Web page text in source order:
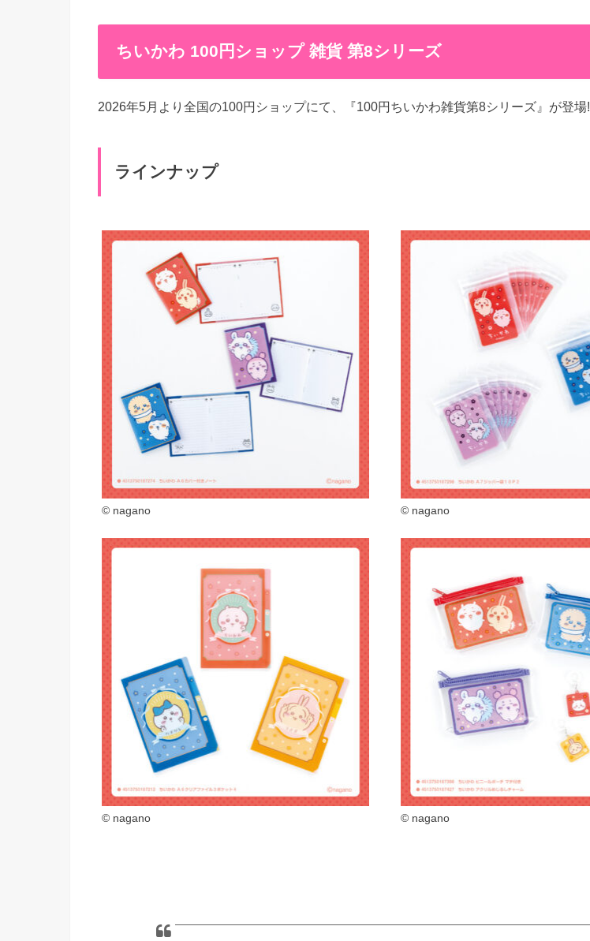
ちいかわ 100円ショップ 雑貨 第8シリーズ
2026年5月より全国の100円ショップにて、『100円ちいかわ雑貨第8シリーズ』が登場!
ラインナップ
© nagano © nagano
© nagano © nagano